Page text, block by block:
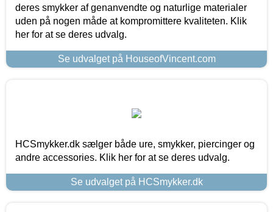
deres smykker af genanvendte og naturlige materialer
uden på nogen måde at kompromittere kvaliteten. Klik
her for at se deres udvalg.
Se udvalget på HouseofVincent.com
HCSmykker.dk sælger både ure, smykker, piercinger og
andre accessories. Klik her for at se deres udvalg.
Se udvalget på HCSmykker.dk